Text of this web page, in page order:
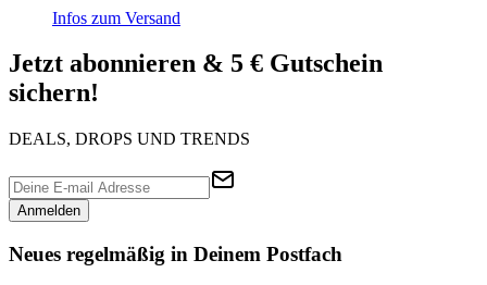
Infos zum Versand
Jetzt abonnieren & 5 € Gutschein
sichern!
DEALS, DROPS UND TRENDS
Anmelden
Neues regelmäßig in Deinem Postfach